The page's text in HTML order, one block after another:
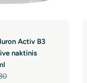
Activ B3
naktinis